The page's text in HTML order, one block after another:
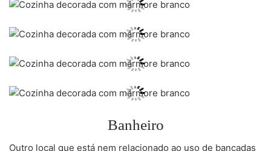
Banheiro
Outro local que está nem relacionado ao uso de bancadas